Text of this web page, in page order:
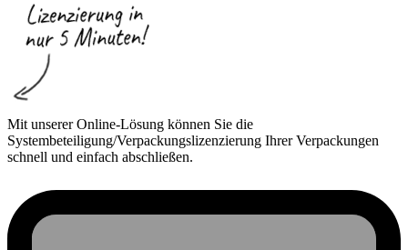
Mit unserer Online-Lösung können Sie die
Systembeteiligung/Verpackungslizenzierung Ihrer Verpackungen
schnell und einfach abschließen.